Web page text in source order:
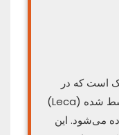
است که در
تولید آن از دانه‌های سبک رس منبسط شده (Leca)
می‌شود. این